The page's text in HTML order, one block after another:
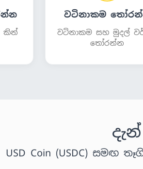
කින්
වටිනාකම
වටිනාකම සහ මුදල්
තෝරන්න
USD Coin (USDC) සමඟ